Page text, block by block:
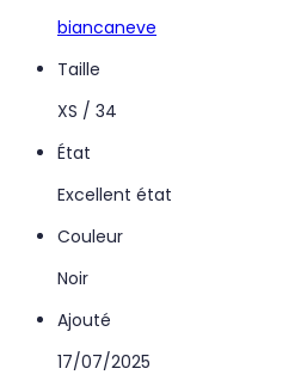
biancaneve
Taille
XS / 34
État
Excellent état
Couleur
Noir
Ajouté
17/07/2025